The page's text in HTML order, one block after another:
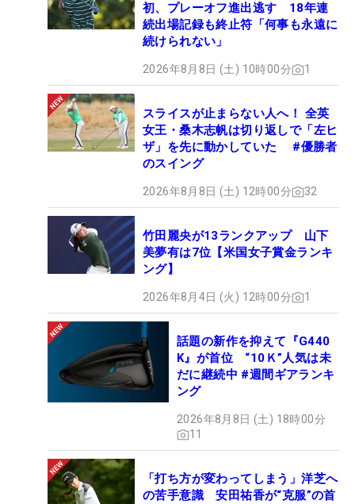
初、プレーオフ進出逃す 18年連
続出場記録も終止符「何事も永遠に
続けられない」
2026年8月8日 (土) 10時00分 1
スライスが止まらない人へ！ 全英
女王・桑木志帆は切り返しで「左ヒ
ザ」を先に動かしていた #優勝者
のスイング
2026年8月8日 (土) 12時00分 32
竹田麗央が13ランクアップ 山下
美夢有は7位【米国女子賞金ランキ
ング】
2026年8月4日 (火) 12時00分 1
話題の新作を抑えて『G440
K』が首位 “10Ｋ”人気は未
だに継続中 #週間ギアランキ
ング
2026年8月8日 (土) 18時00分
11
「打ち方が変わってしまう」洋芝へ
の苦手意識 安田祐香が“克服”の首